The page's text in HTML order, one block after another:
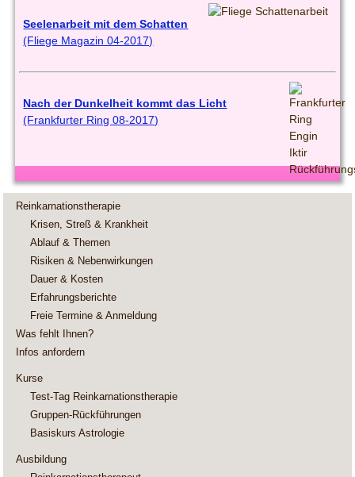
Seelenarbeit mit dem Schatten
(Fliege Magazin 04-2017)
Nach der Dunkelheit kommt das Licht
(Frankfurter Ring 08-2017)
Reinkarnationstherapie
Krisen, Streß & Krankheit
Ablauf & Themen
Risiken & Nebenwirkungen
Dauer & Kosten
Erfahrungsberichte
Freie Termine & Anmeldung
Was fehlt Ihnen?
Infos anfordern
Kurse
Test-Tag Reinkarnationstherapie
Gruppen-Rückführungen
Basiskurs Astrologie
Ausbildung